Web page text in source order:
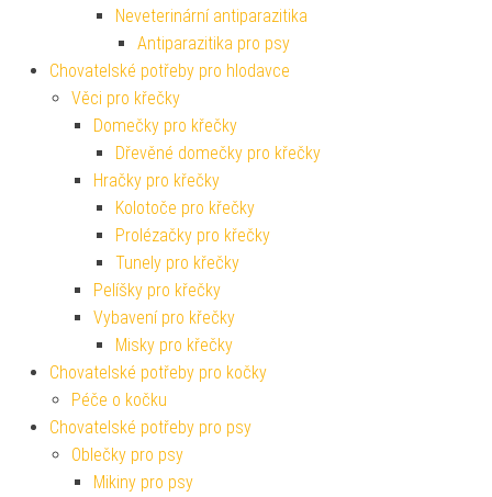
Neveterinární antiparazitika
Antiparazitika pro psy
Chovatelské potřeby pro hlodavce
Věci pro křečky
Domečky pro křečky
Dřevěné domečky pro křečky
Hračky pro křečky
Kolotoče pro křečky
Prolézačky pro křečky
Tunely pro křečky
Pelíšky pro křečky
Vybavení pro křečky
Misky pro křečky
Chovatelské potřeby pro kočky
Péče o kočku
Chovatelské potřeby pro psy
Oblečky pro psy
Mikiny pro psy